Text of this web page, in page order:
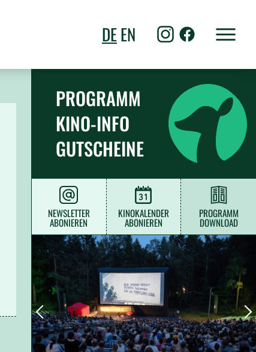
DEEN
PROGRAMM
KINO-INFO
GUTSCHEINE
NEWSLETTER
ABONIEREN
KINOKALENDER
ABONIEREN
PROGRAMM
DOWNLOAD